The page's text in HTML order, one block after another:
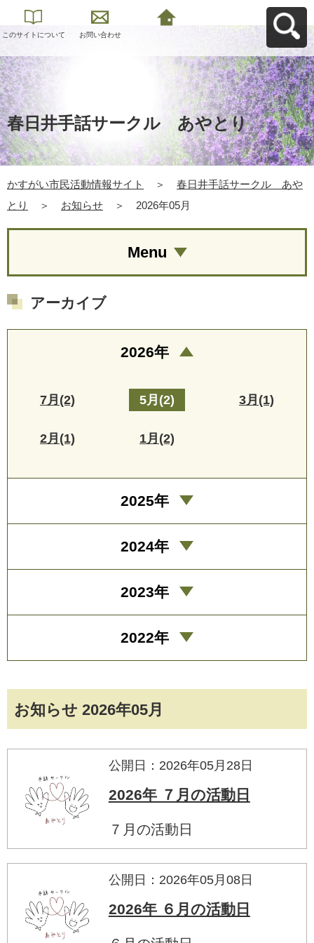
このサイトについて お問い合わせ
春日井手話サークル あやとり
かすがい市民活動情報サイト ＞
春日井手話サークル あや
とり
＞ お知らせ ＞ 2026年05月
お知らせ 2026年05月
公開日：2026年05月28日
2026年 ７月の活動日
７月の活動日
公開日：2026年05月08日
2026年 ６月の活動日
Menu
アーカイブ
2026年
7月(2) 5月(2) 3月(1)
2月(1) 1月(2)
2025年
2024年
2023年
2022年